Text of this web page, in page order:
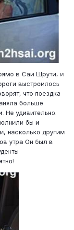
в Саи Шрути, и
выстроилось
что поездка
больше
Не удивительно.
бы и
насколько другим
утра Он был в